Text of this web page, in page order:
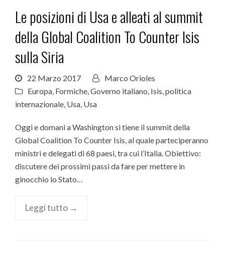
Le posizioni di Usa e alleati al summit
della Global Coalition To Counter Isis
sulla Siria
22 Marzo 2017
Marco Orioles
Europa Formiche Governo italiano Isis politica
internazionale Usa Usa
Oggi e domani a Washington si tiene il summit della
Global Coalition To Counter Isis, al quale parteciperanno
ministri e delegati di 68 paesi, tra cui l’Italia. Obiettivo:
discutere dei prossimi passi da fare per mettere in
ginocchio lo Stato…
Leggi tutto →